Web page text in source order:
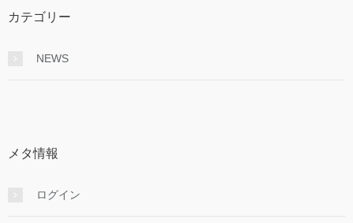
カテゴリー
NEWS
メタ情報
ログイン